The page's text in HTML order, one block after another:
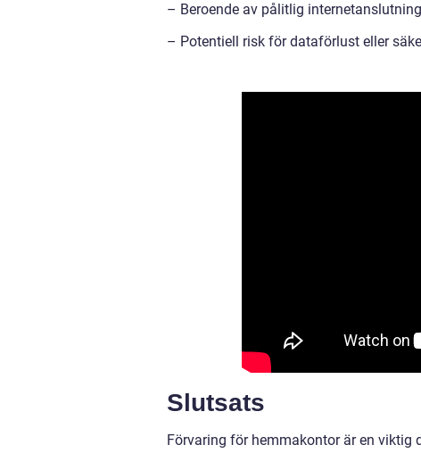
– Beroende av pålitlig internetanslutning
– Potentiell risk för dataförlust eller
Slutsats
Förvaring för hemmakontor är en viktig